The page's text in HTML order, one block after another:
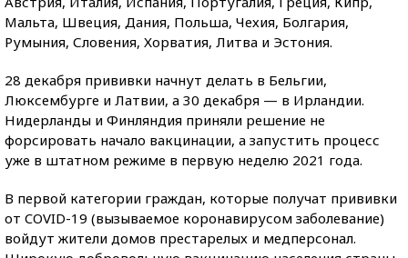
Мальта, Швеция, Дания, Польша, Чехия, Болгария,
Румыния, Словения, Хорватия, Литва и Эстония.
28 декабря прививки начнут делать в Бельгии,
Люксембурге и Латвии, а 30 декабря — в Ирландии.
Нидерланды и Финляндия приняли решение не
форсировать начало вакцинации, а запустить процесс
уже в штатном режиме в первую неделю 2021 года.
В первой категории граждан, которые получат прививки
от COVID-19 (вызываемое коронавирусом заболевание)
войдут жители домов престарелых и медперсонал.